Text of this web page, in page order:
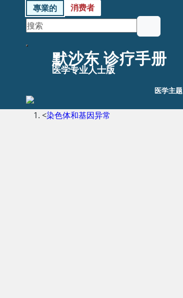
專業的 消费者
默沙东 诊疗手册
医学专业人士版
医学主题
<染色体和基因异常